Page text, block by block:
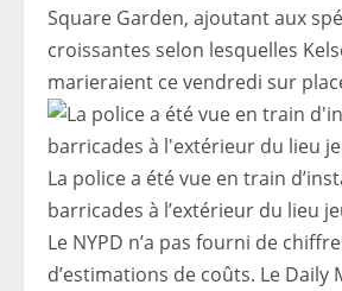
Square Garden, ajoutant aux
croissantes selon lesquelles
marieraient ce vendredi sur
La police a été vue en train
barricades à l’extérieur du lieu
Le NYPD n’a pas fourni de
d’estimations de coûts. Le Daily